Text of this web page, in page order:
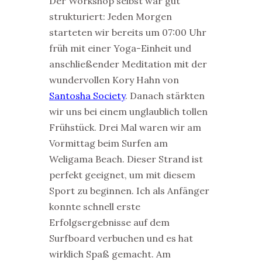
strukturiert: Jeden Morgen
starteten wir bereits um 07:00 Uhr
früh mit einer Yoga-Einheit und
anschließender Meditation mit der
wundervollen Kory Hahn von
Santosha Society. Danach stärkten
wir uns bei einem unglaublich tollen
Frühstück. Drei Mal waren wir am
Vormittag beim Surfen am
Weligama Beach. Dieser Strand ist
perfekt geeignet, um mit diesem
Sport zu beginnen. Ich als Anfänger
konnte schnell erste
Erfolgsergebnisse auf dem
Surfboard verbuchen und es hat
wirklich Spaß gemacht. Am